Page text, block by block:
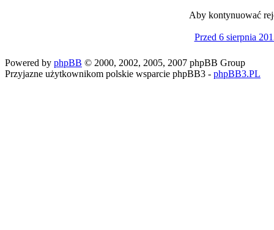
Aby kontynuować
Przed 6 sierpnia
Powered by phpBB © 2000, 2002, 2005, 2007 phpBB Group
Przyjazne użytkownikom polskie wsparcie phpBB3 - phpBB3.PL